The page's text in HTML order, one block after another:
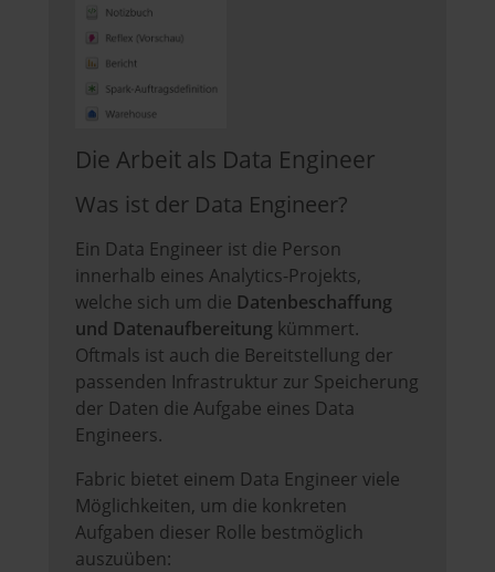
Die Arbeit als Data Engineer
Was ist der Data Engineer?
Ein Data Engineer ist die Person
innerhalb eines Analytics-Projekts,
welche sich um die Datenbeschaffung
und Datenaufbereitung kümmert.
Oftmals ist auch die Bereitstellung der
passenden Infrastruktur zur Speicherung
der Daten die Aufgabe eines Data
Engineers.
Fabric bietet einem Data Engineer viele
Möglichkeiten, um die konkreten
Aufgaben dieser Rolle bestmöglich
auszuüben: